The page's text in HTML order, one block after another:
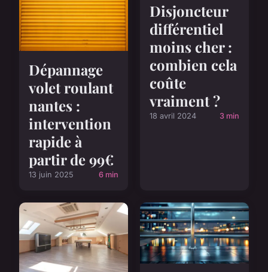
Dépannage
volet roulant
nantes :
intervention
rapide à
partir de 99€
13 juin 2025 6 min
Disjoncteur
différentiel
moins cher :
combien cela
coûte
vraiment ?
18 avril 2024 3 min